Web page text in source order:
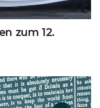
zum 12.